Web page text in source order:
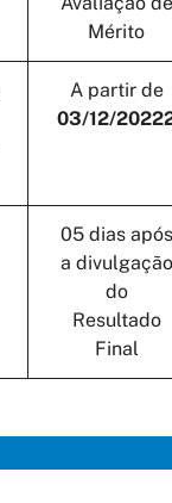
Mérito
A partir de
03/12/
05 dias após
a divulgação
do
Resultado
Final